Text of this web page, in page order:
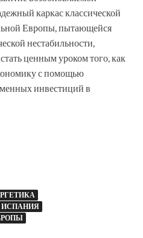
каркас классической
Европы, пытающейся
нестабильности,
ценным уроком того, как
с помощью
инвестиций в
ИСПАНИЯ